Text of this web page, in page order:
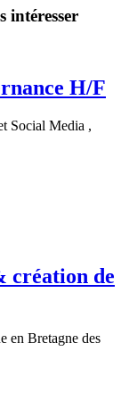
intéresser
H/F
Social Media ,
création de
en Bretagne des